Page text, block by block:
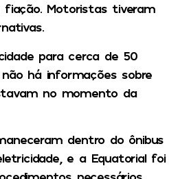
fiação. Motoristas tiveram
para cerca de 50
há informações sobre
no momento da
dentro do ônibus
e a Equatorial foi